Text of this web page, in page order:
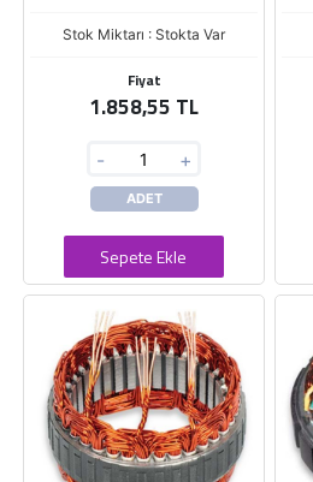
Stok Miktarı : Stokta Var
Fiyat
1.858,55 TL
- +
ADET
Sepete Ekle